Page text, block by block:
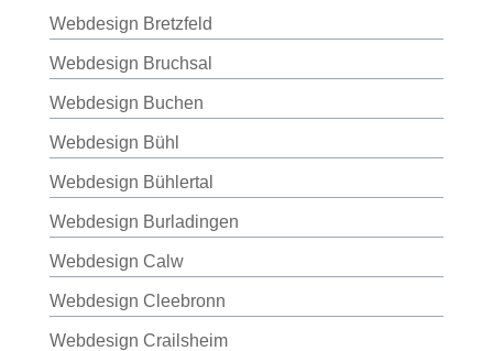
Webdesign Bretzfeld
Webdesign Bruchsal
Webdesign Buchen
Webdesign Bühl
Webdesign Bühlertal
Webdesign Burladingen
Webdesign Calw
Webdesign Cleebronn
Webdesign Crailsheim